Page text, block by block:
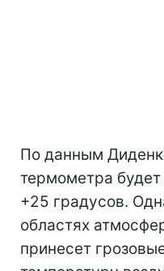
По данным
термометра
+25 градусов.
областях
принесет